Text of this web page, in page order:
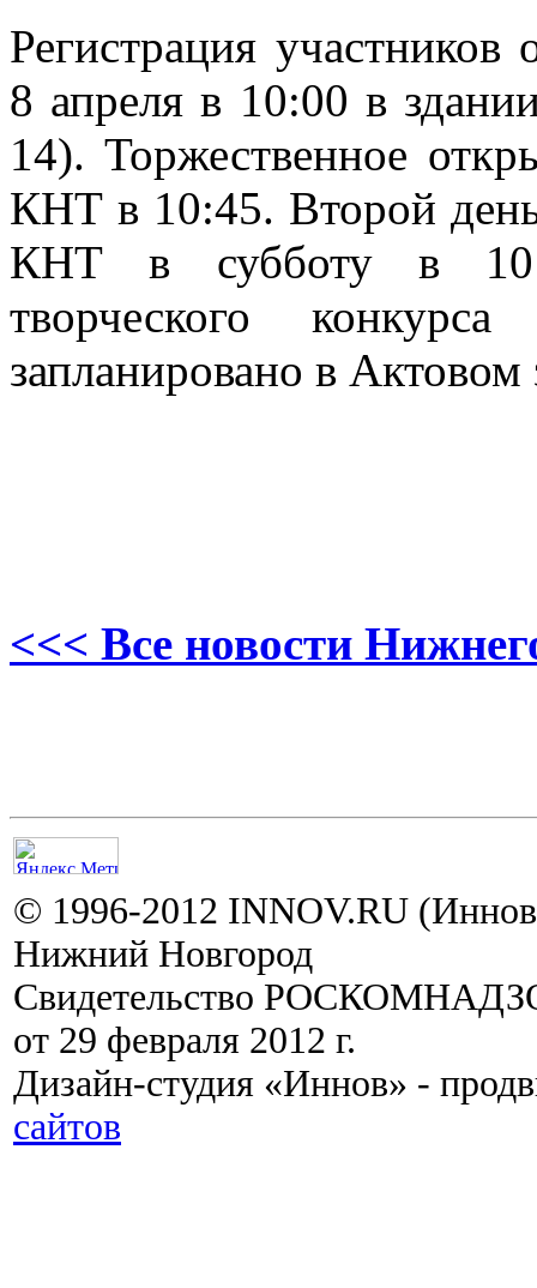
Регистрация
8 апреля в 10:00 в
14). Торжественное
КНТ в 10:45. Второй
КНТ в субботу в
творческого
запланировано в
<<< Все новости
© 1996-2012 INNOV.RU
Нижний Новгород
Свидетельство
от 29 февраля 2012 г.
Дизайн-студия «Иннов» -
сайтов